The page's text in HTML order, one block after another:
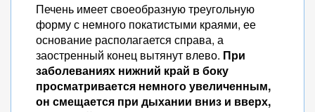
Печень имеет своеобразную треугольную
форму с немного покатистыми краями, ее
основание располагается справа, а
заостренный конец вытянут влево. При
заболеваниях нижний край в боку
просматривается немного увеличенным,
он смещается при дыхании вниз и вверх,